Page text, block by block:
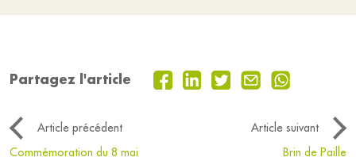
Partagez l'article
Article précédent
Article suivant
Commémoration du 8 mai
Brin de Paille